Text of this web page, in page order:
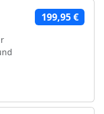
im
199,95 €